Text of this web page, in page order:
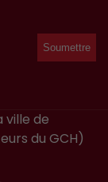
ville de
du GCH)